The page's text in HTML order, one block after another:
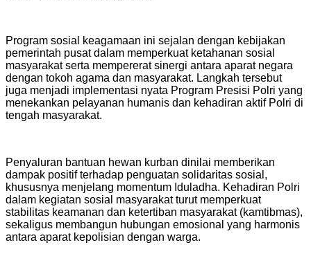
Program sosial keagamaan ini sejalan dengan kebijakan
pemerintah pusat dalam memperkuat ketahanan sosial
masyarakat serta mempererat sinergi antara aparat negara
dengan tokoh agama dan masyarakat. Langkah tersebut
juga menjadi implementasi nyata Program Presisi Polri yang
menekankan pelayanan humanis dan kehadiran aktif Polri di
tengah masyarakat.
Penyaluran bantuan hewan kurban dinilai memberikan
dampak positif terhadap penguatan solidaritas sosial,
khususnya menjelang momentum Iduladha. Kehadiran Polri
dalam kegiatan sosial masyarakat turut memperkuat
stabilitas keamanan dan ketertiban masyarakat (kamtibmas),
sekaligus membangun hubungan emosional yang harmonis
antara aparat kepolisian dengan warga.